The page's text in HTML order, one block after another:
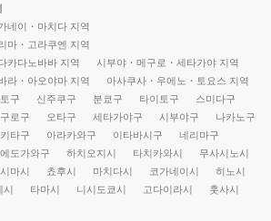
네이・마치다 지역
마・고라쿠엔 지역
카다노바바 지역
시부야・메구로・세타가야 지역
라・아오야마 지역
아사쿠사・우에노・토요스 지역
구 신주쿠구 분쿄구 타이토구
스미다구
로구 오타구 세타가야구 시부야구
나카노구
키타구 아라카와구 이타바시구
네리마구
에도가와구 하치오지시 타치카와시
무사시노시
마시 쵸후시 마치다시 코가네이시
히노시
시 타마시 니시도쿄시 고다이라시
훗사시